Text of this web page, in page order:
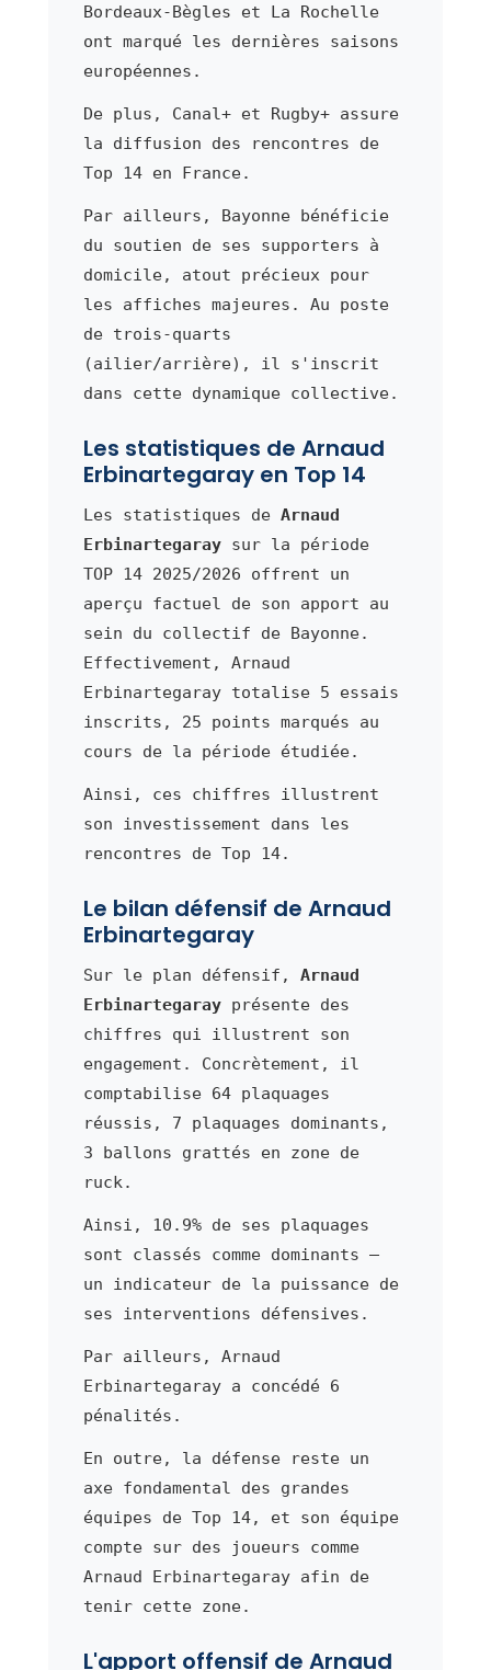
Bordeaux-Bègles et La Rochelle
ont marqué les dernières saisons
européennes.
De plus, Canal+ et Rugby+ assure
la diffusion des rencontres de
Top 14 en France.
Par ailleurs, Bayonne bénéficie
du soutien de ses supporters à
domicile, atout précieux pour
les affiches majeures. Au poste
de trois-quarts
(ailier/arrière), il s'inscrit
dans cette dynamique collective.
Les statistiques de Arnaud
Erbinartegaray en Top 14
Les statistiques de Arnaud
Erbinartegaraysur la période
TOP 14 2025/2026 offrent un
aperçu factuel de son apport au
sein du collectif de Bayonne.
Effectivement, Arnaud
Erbinartegaray totalise 5 essais
inscrits, 25 points marqués au
cours de la période étudiée.
Ainsi, ces chiffres illustrent
son investissement dans les
rencontres de Top 14.
Le bilan défensif de Arnaud
Erbinartegaray
Sur le plan défensif, Arnaud
Erbinartegarayprésente des
chiffres qui illustrent son
engagement. Concrètement, il
comptabilise 64 plaquages
réussis, 7 plaquages dominants,
3 ballons grattés en zone de
ruck.
Ainsi, 10.9% de ses plaquages
sont classés comme dominants —
un indicateur de la puissance de
ses interventions défensives.
Par ailleurs, Arnaud
Erbinartegaray a concédé 6
pénalités.
En outre, la défense reste un
axe fondamental des grandes
équipes de Top 14, et son équipe
compte sur des joueurs comme
Arnaud Erbinartegaray afin de
tenir cette zone.
L'apport offensif de Arnaud